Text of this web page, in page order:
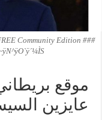
Community Edition ###
موقع
عايزين